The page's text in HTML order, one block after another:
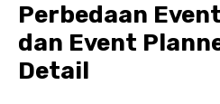
Perbedaan
dan Event
Detail